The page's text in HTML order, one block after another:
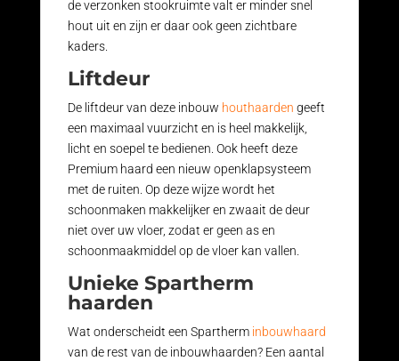
de verzonken stookruimte valt er minder snel
hout uit en zijn er daar ook geen zichtbare
kaders.
Liftdeur
De liftdeur van deze inbouw houthaarden geeft
een maximaal vuurzicht en is heel makkelijk,
licht en soepel te bedienen. Ook heeft deze
Premium haard een nieuw openklapsysteem
met de ruiten. Op deze wijze wordt het
schoonmaken makkelijker en zwaait de deur
niet over uw vloer, zodat er geen as en
schoonmaakmiddel op de vloer kan vallen.
Unieke Spartherm
haarden
Wat onderscheidt een Spartherm inbouwhaard
van de rest van de inbouwhaarden? Een aantal